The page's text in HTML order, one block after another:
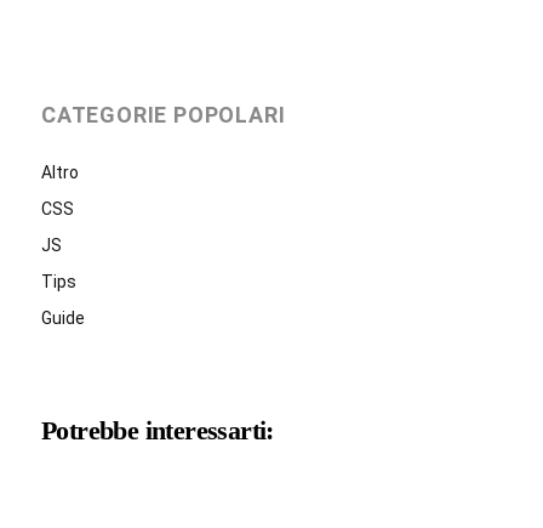
CATEGORIE POPOLARI
Altro
CSS
JS
Tips
Guide
Potrebbe interessarti: